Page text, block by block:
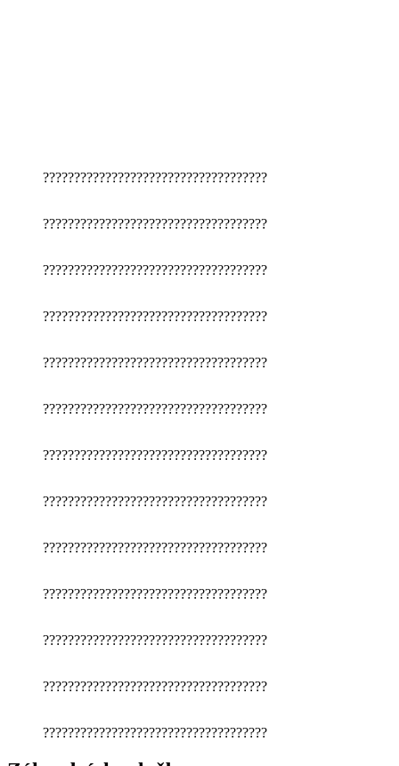
????????????????????????????????????
????????????????????????????????????
????????????????????????????????????
????????????????????????????????????
????????????????????????????????????
????????????????????????????????????
????????????????????????????????????
????????????????????????????????????
????????????????????????????????????
????????????????????????????????????
????????????????????????????????????
????????????????????????????????????
????????????????????????????????????